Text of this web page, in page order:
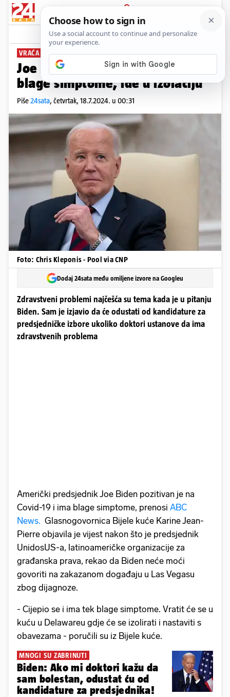
PRIJAVA
News Komentari
VRAĆA SE U DELAWARE
Joe Biden ima koronu: 'Ima tek
blage simptome, ide u izolaciju'
Piše24sata, četvrtak, 18.7.2024. u 00:31
Foto: Chris Kleponis - Pool via CNP
Dodaj 24sata među omiljene izvore na Googleu
Zdravstveni problemi najčešća su tema kada je u pitanju
Biden. Sam je izjavio da će odustati od kandidature za
predsjedničke izbore ukoliko doktori ustanove da ima
zdravstvenih problema
Američki predsjednik Joe Biden pozitivan je na
Covid-19 i ima blage simptome, prenosi ABC
News. Glasnogovornica Bijele kuće Karine Jean-
Pierre objavila je vijest nakon što je predsjednik
UnidosUS-a, latinoameričke organizacije za
građanska prava, rekao da Biden neće moći
govoriti na zakazanom događaju u Las Vegasu
zbog dijagnoze.
- Cijepio se i ima tek blage simptome. Vratit će se u
kuću u Delawareu gdje će se izolirati i nastaviti s
obavezama - poručili su iz Bijele kuće.
MNOGI SU ZABRINUTI
Biden: Ako mi doktori kažu da
sam bolestan, odustat ću od
kandidature za predsjednika!